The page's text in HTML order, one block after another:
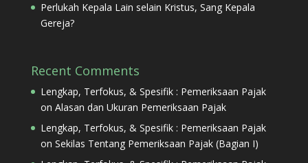
Perlukah Kepala Lain selain Kristus, Sang Kepala
Gereja?
Recent Comments
Lengkap, Terfokus, & Spesifik : Pemeriksaan Pajak
on Alasan dan Ukuran Pemeriksaan Pajak
Lengkap, Terfokus, & Spesifik : Pemeriksaan Pajak
on Sekilas Tentang Pemeriksaan Pajak (Bagian I)